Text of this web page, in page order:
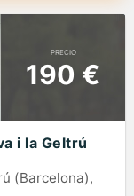
PRECIO
190 €
i la Geltrú
(Barcelona),